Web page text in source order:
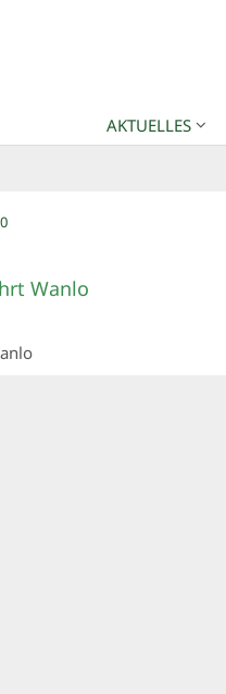
AKTUELLES
:
Wanlo